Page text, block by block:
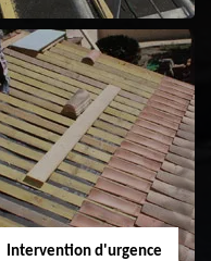
Réparation de
toiture 31
Intervention d'urgence